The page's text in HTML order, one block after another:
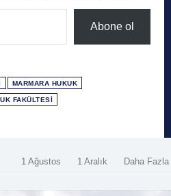
Abone ol
MARMARA HUKUK
FAKÜLTESI
1 Ağustos 1 Aralık Daha Fazla